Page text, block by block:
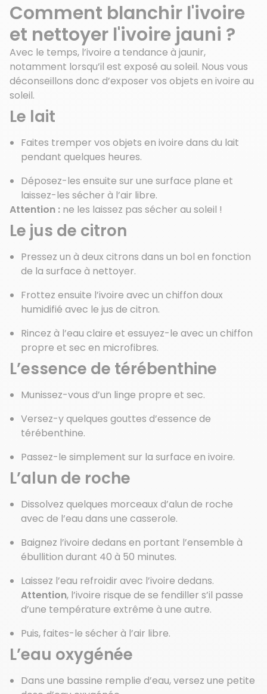
Comment blanchir l'ivoire
et nettoyer l'ivoire jauni ?
Avec le temps, l’ivoire a tendance à jaunir,
notamment lorsqu’il est exposé au soleil. Nous vous
déconseillons donc d’exposer vos objets en ivoire au
soleil.
Le lait
Faites tremper vos objets en ivoire dans du lait
pendant quelques heures.
Déposez-les ensuite sur une surface plane et
laissez-les sécher à l’air libre.
Attention : ne les laissez pas sécher au soleil !
Le jus de citron
Pressez un à deux citrons dans un bol en fonction
de la surface à nettoyer.
Frottez ensuite l’ivoire avec un chiffon doux
humidifié avec le jus de citron.
Rincez à l’eau claire et essuyez-le avec un chiffon
propre et sec en microfibres.
L’essence de térébenthine
Munissez-vous d’un linge propre et sec.
Versez-y quelques gouttes d’essence de
térébenthine.
Passez-le simplement sur la surface en ivoire.
L’alun de roche
Dissolvez quelques morceaux d’alun de roche
avec de l’eau dans une casserole.
Baignez l’ivoire dedans en portant l’ensemble à
ébullition durant 40 à 50 minutes.
Laissez l’eau refroidir avec l’ivoire dedans.
Attention, l’ivoire risque de se fendiller s’il passe
d’une température extrême à une autre.
Puis, faites-le sécher à l’air libre.
L’eau oxygénée
Dans une bassine remplie d’eau, versez une petite